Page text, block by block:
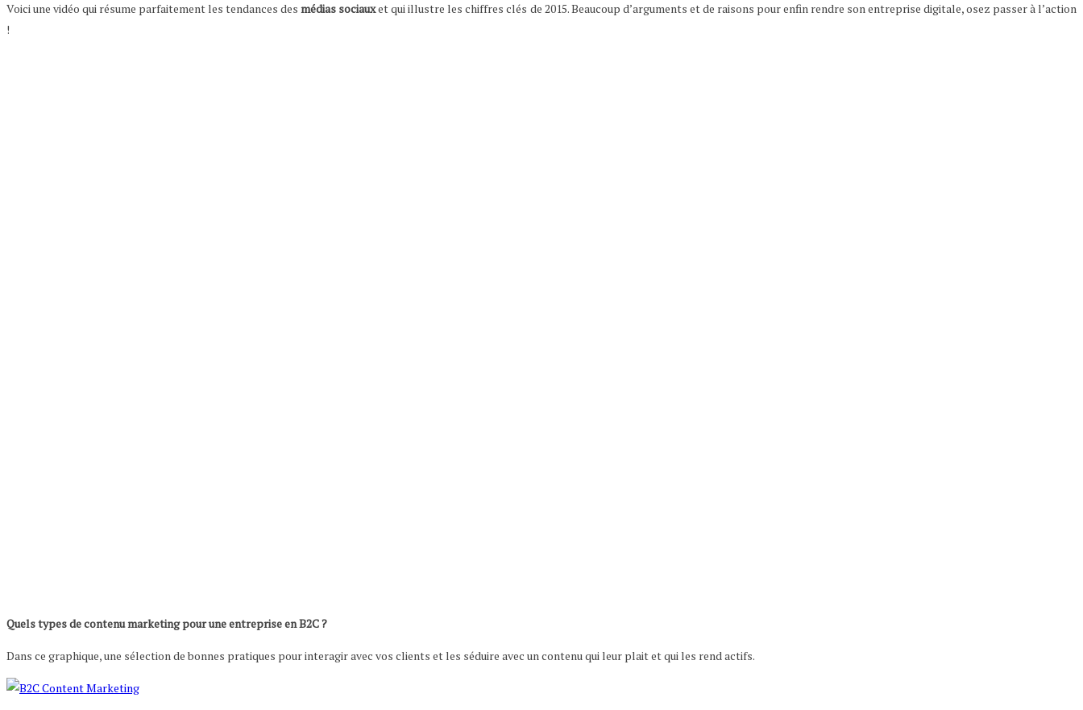
Voici une vidéo qui résume parfaitement les tendances desmédias sociauxet qui illustre les chiffres clés de 2015. Beaucoup d’arguments et de raisons pour enfin rendre son entreprise digitale, osez passer à l’action
!
Quels types de contenu marketing pour une entreprise en B2C ?
Dans ce graphique, une sélection de bonnes pratiques pour interagir avec vos clients et les séduire avec un contenu qui leur plait et qui les rend actifs.